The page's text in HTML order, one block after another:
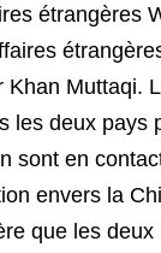
étrangères
Muttaqi.
les deux
sont en
envers la
que les